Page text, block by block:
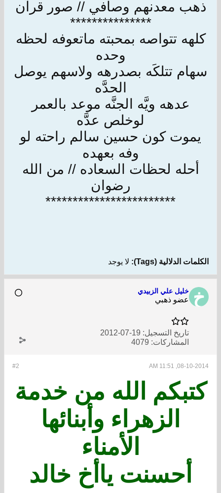
ذهب معدنهم وصافي // صور قرآن
***************
كلهه تتواصه بمحبته ماتعوفه لحظه
وحده
سهام تتلكَه بصدرهه ولاسهم يوصل
الحدَّه
عدهه ويَّه الجنَّه موعد بالعمر
لوخلص عدَّه
يموت كون حسين سالم راحته لو
وفه بعهده
أحله لحظات السعاده // من الله
رضوان
************************
الكلمات الدلالية (Tags): لا يوجد
خليل علي الزبيدي
عضو ذهبي
تاريخ التسجيل: 19-07-2012
المشاركات: 4079
#2 08-10-2014, 11:51 AM
كتبكم الله من خدمة
الزهراء وأبنائها
الأمناء
أحسنت ياأخ خالد